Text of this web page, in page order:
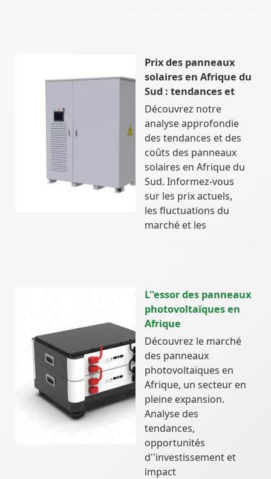
Prix des panneaux
solaires en Afrique du
Sud : tendances et
Découvrez notre
analyse approfondie
des tendances et des
coûts des panneaux
solaires en Afrique du
Sud. Informez-vous
sur les prix actuels,
les fluctuations du
marché et les
L''essor des panneaux
photovoltaïques en
Afrique
Découvrez le marché
des panneaux
photovoltaïques en
Afrique, un secteur en
pleine expansion.
Analyse des
tendances,
opportunités
d''investissement et
impact